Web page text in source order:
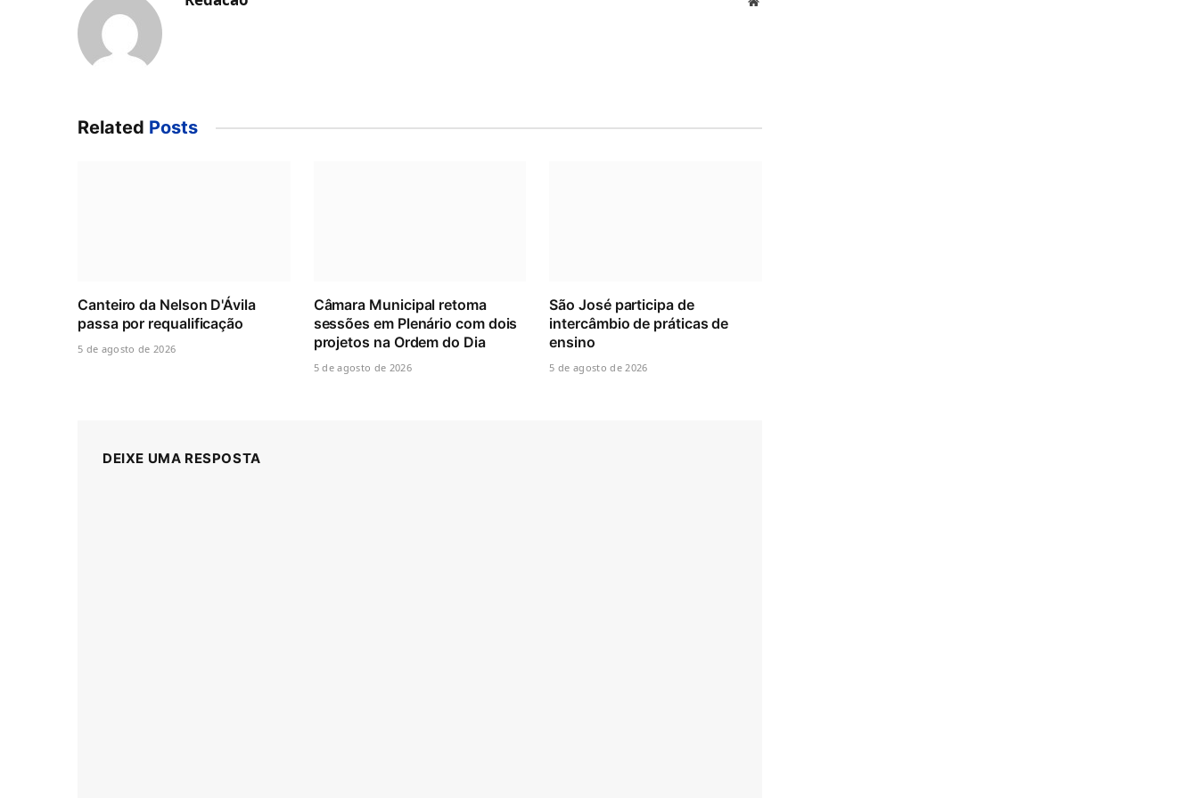
Related Posts
Canteiro da Nelson D'Ávila
passa por requalificação
5 de agosto de 2026
Câmara Municipal retoma
sessões em Plenário com dois
projetos na Ordem do Dia
5 de agosto de 2026
São José participa de
intercâmbio de práticas de
ensino
5 de agosto de 2026
DEIXE UMA RESPOSTA